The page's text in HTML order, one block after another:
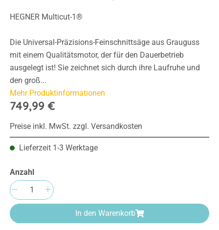
HEGNER Multicut-1®
Die Universal-Präzisions-Feinschnittsäge aus Grauguss
mit einem Qualitätsmotor, der für den Dauerbetrieb
ausgelegt ist! Sie zeichnet sich durch ihre Laufruhe und
den groß...
Mehr Produktinformationen
749,99 €
Preise inkl. MwSt. zzgl. Versandkosten
Lieferzeit 1-3 Werktage
Anzahl
Produkt Anzahl: Gib den gewünschten
In den Warenkorb